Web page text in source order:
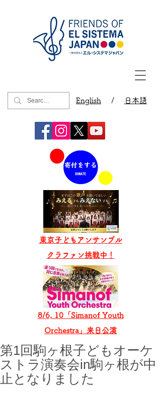
English / 日本語
8/6, 10「Simanof Youth
Orchestra」来日公演
東京子どもアンサンブル
​クラファン挑戦中！
第1回駒ヶ根子どもオーケ
ストラ演奏会in駒ヶ根が中
止となりました